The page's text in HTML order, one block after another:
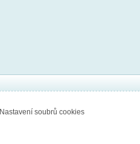
Nastavení soubrů cookies